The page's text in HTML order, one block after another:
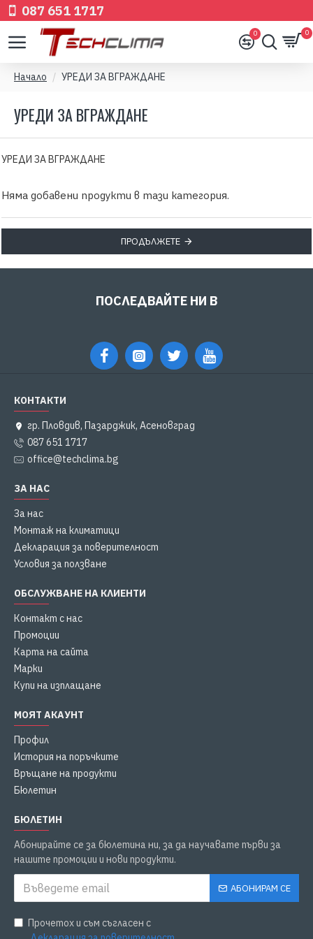
087 651 1717
0 0
Начало УРЕДИ ЗА ВГРАЖДАНЕ
УРЕДИ ЗА ВГРАЖДАНЕ
УРЕДИ ЗА ВГРАЖДАНЕ
Няма добавени продукти в тази категория.
ПРОДЪЛЖЕТЕ
ПОСЛЕДВАЙТЕ НИ В
КОНТАКТИ
гр. Пловдив, Пазарджик, Асеновград
087 651 1717
office@techclima.bg
ЗА НАС
За нас
Монтаж на климатици
Декларация за поверителност
Условия за ползване
ОБСЛУЖВАНЕ НА КЛИЕНТИ
Контакт с нас
Промоции
Карта на сайта
Марки
Купи на изплащане
МОЯТ АКАУНТ
Профил
История на поръчките
Връщане на продукти
Бюлетин
БЮЛЕТИН
Абонирайте се за бюлетина ни, за да научавате първи за
нашите промоции и нови продукти.
АБОНИРАМ СЕ
Прочетох и съм съгласен с